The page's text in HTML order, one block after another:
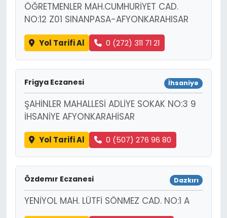
ÖĞRETMENLER MAH.CUMHURİYET CAD.
NO:12 Z01 SINANPASA-AFYONKARAHISAR
Yol Tarifi Al 0 (272) 311 71 21
Frigya Eczanesi İhsaniye
ŞAHİNLER MAHALLESİ ADLİYE SOKAK NO:3 9
İHSANİYE AFYONKARAHİSAR
Yol Tarifi Al 0 (507) 276 96 80
Özdemır Eczanesi Dazkırı
YENİYOL MAH. LÜTFİ SÖNMEZ CAD. NO:1 A